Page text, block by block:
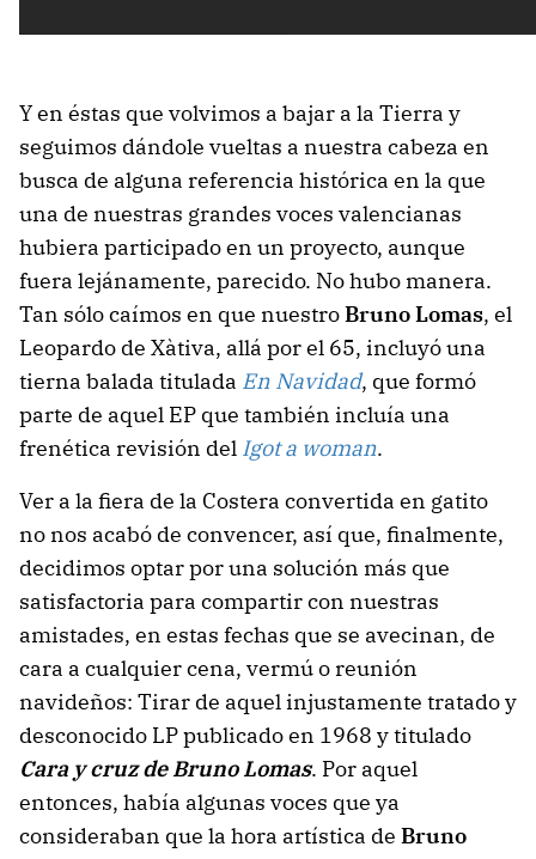
Y en éstas que volvimos a bajar a la Tierra y
seguimos dándole vueltas a nuestra cabeza en
busca de alguna referencia histórica en la que
una de nuestras grandes voces valencianas
hubiera participado en un proyecto, aunque
fuera lejánamente, parecido. No hubo manera.
Tan sólo caímos en que nuestroBruno Lomas, el
Leopardo de Xàtiva, allá por el 65, incluyó una
tierna balada titulada En Navidad, que formó
parte de aquel EP que también incluía una
frenética revisión del Igot a woman.
Ver a la fiera de la Costera convertida en gatito
no nos acabó de convencer, así que, finalmente,
decidimos optar por una solución más que
satisfactoria para compartir con nuestras
amistades, en estas fechas que se avecinan, de
cara a cualquier cena, vermú o reunión
navideños: Tirar de aquel injustamente tratado y
desconocido LP publicado en 1968 y titulado
Cara y cruz de Bruno Lomas. Por aquel
entonces, había algunas voces que ya
consideraban que la hora artística de Bruno